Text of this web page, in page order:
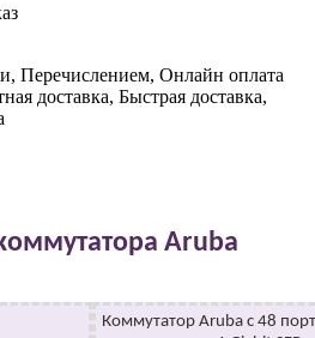
Перечислением, Онлайн оплата
доставка, Быстрая доставка,
Aruba
Коммутатор Aruba с 48